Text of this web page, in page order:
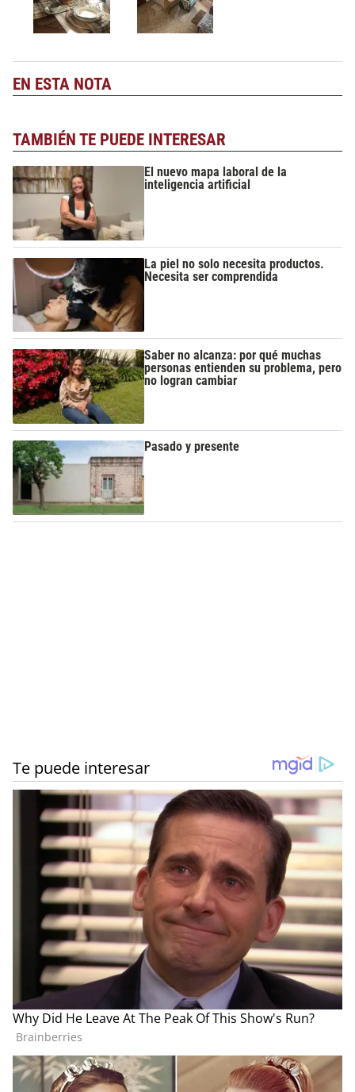
EN ESTA NOTA
TAMBIÉN TE PUEDE INTERESAR
El nuevo mapa laboral de la
inteligencia artificial
La piel no solo necesita productos.
Necesita ser comprendida
Saber no alcanza: por qué muchas
personas entienden su problema, pero
no logran cambiar
Pasado y presente